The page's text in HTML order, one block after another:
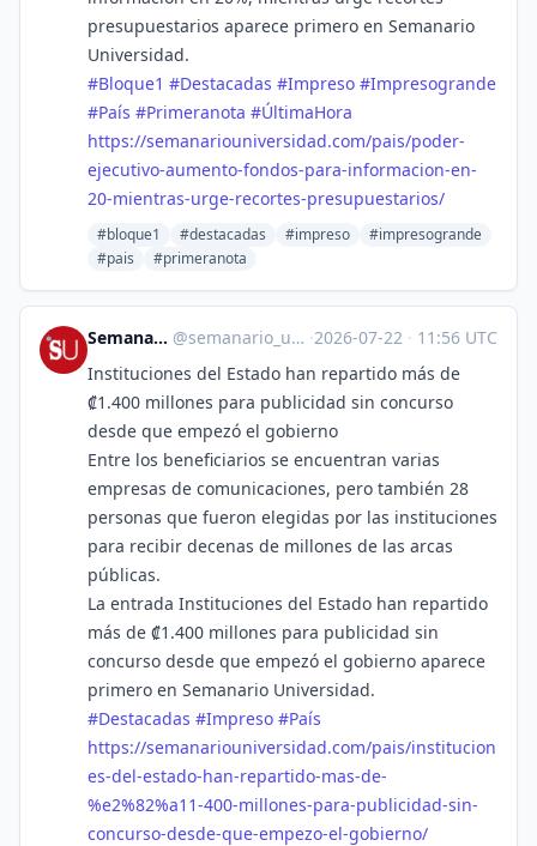
presupuestarios aparece primero en Semanario
Universidad.
#Bloque1 #Destacadas #Impreso #Impresogrande
#País #Primeranota #ÚltimaHora
https://semanariouniversidad.com/pais/poder-
ejecutivo-aumento-fondos-para-informacion-en-
20-mientras-urge-recortes-presupuestarios/
#bloque1 #destacadas #impreso
#impresogrande
#pais
#primeranota
Semanario Universidad @semanario_universidad@bots.fedi.cr ·2026-07-22 · 11:56 UTC
Instituciones del Estado han repartido más de
₡1.400 millones para publicidad sin concurso
desde que empezó el gobierno
Entre los beneficiarios se encuentran varias
empresas de comunicaciones, pero también 28
personas que fueron elegidas por las instituciones
para recibir decenas de millones de las arcas
públicas.
La entrada Instituciones del Estado han repartido
más de ₡1.400 millones para publicidad sin
concurso desde que empezó el gobierno aparece
primero en Semanario Universidad.
#Destacadas #Impreso #País
https://semanariouniversidad.com/pais/institucion
es-del-estado-han-repartido-mas-de-
%e2%82%a11-400-millones-para-publicidad-sin-
concurso-desde-que-empezo-el-gobierno/